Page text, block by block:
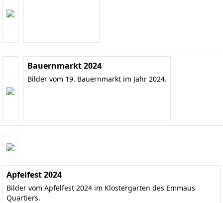
Bauernmarkt 2024
Bilder vom 19. Bauernmarkt im Jahr 2024.
Apfelfest 2024
Bilder vom Apfelfest 2024 im Klostergarten des Emmaus
Quartiers.